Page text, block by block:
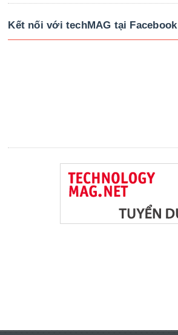
Kết nối với techMAG tại Facebook